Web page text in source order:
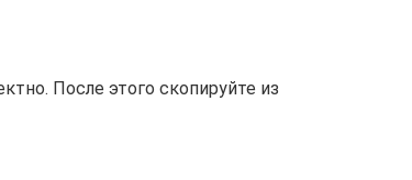
После этого скопируйте из